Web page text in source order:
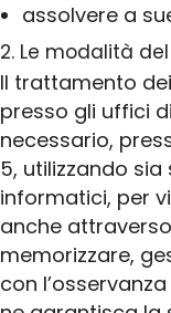
assolvere a
2. Le modalità
Il trattamento
presso gli uffici
necessario,
5, utilizzando
informatici, per
anche
memorizzare,
con